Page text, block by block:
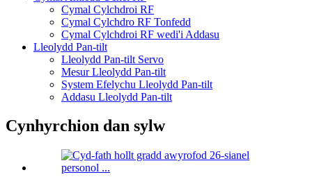
Cymal Cylchdroi RF
Cymal Cylchdro RF Tonfedd
Cymal Cylchdroi RF wedi'i Addasu
Lleolydd Pan-tilt
Lleolydd Pan-tilt Servo
Mesur Lleolydd Pan-tilt
System Efelychu Lleolydd Pan-tilt
Addasu Lleolydd Pan-tilt
Cynhyrchion dan sylw